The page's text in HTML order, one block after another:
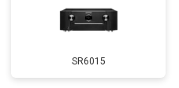
SR6015